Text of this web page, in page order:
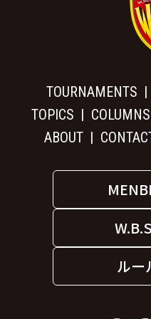
TOURNAMENTS
TOPICS
COLUMNS
ABOUT
ルー